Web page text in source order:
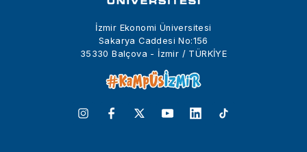
İzmir Ekonomi Üniversitesi
Sakarya Caddesi No:156
35330 Balçova - İzmir / TÜRKİYE